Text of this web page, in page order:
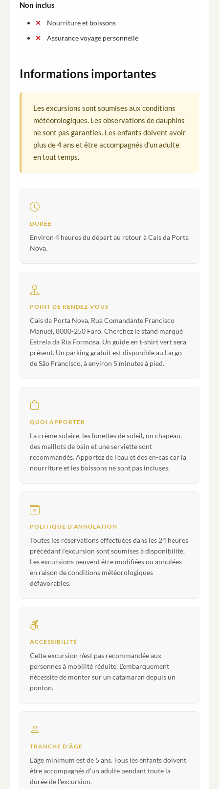
Non inclus
Nourriture et boissons
Assurance voyage personnelle
Informations importantes
Les excursions sont soumises aux conditions
météorologiques. Les observations de dauphins
ne sont pas garanties. Les enfants doivent avoir
plus de 4 ans et être accompagnés d'un adulte
en tout temps.
DURÉE
Environ 4 heures du départ au retour à Cais da Porta
Nova.
POINT DE RENDEZ-VOUS
Cais da Porta Nova, Rua Comandante Francisco
Manuel, 8000-250 Faro. Cherchez le stand marqué
Estrela da Ria Formosa. Un guide en t-shirt vert sera
présent. Un parking gratuit est disponible au Largo
de São Francisco, à environ 5 minutes à pied.
QUOI APPORTER
La crème solaire, les lunettes de soleil, un chapeau,
des maillots de bain et une serviette sont
recommandés. Apportez de l'eau et des en-cas car la
nourriture et les boissons ne sont pas incluses.
POLITIQUE D'ANNULATION
Toutes les réservations effectuées dans les 24 heures
précédant l'excursion sont soumises à disponibilité.
Les excursions peuvent être modifiées ou annulées
en raison de conditions météorologiques
défavorables.
ACCESSIBILITÉ
Cette excursion n'est pas recommandée aux
personnes à mobilité réduite. L'embarquement
nécessite de monter sur un catamaran depuis un
ponton.
TRANCHE D'ÂGE
L'âge minimum est de 5 ans. Tous les enfants doivent
être accompagnés d'un adulte pendant toute la
durée de l'excursion.